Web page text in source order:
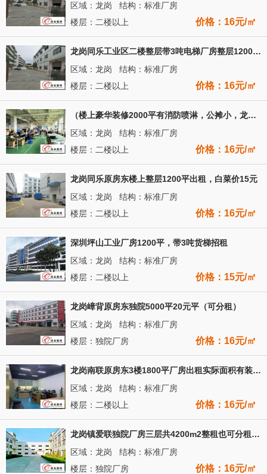
区域：龙岗 结构：标准厂房
楼层：二楼以上
价格：16元/㎡
龙岗同乐工业区二楼整层带3吨电梯厂房整层1200平招租
区域：龙岗 结构：标准厂房
楼层：二楼以上
价格：16元/㎡
（楼上豪华装修2000平有消防喷淋，公摊小，龙岗中心城）志达
区域：龙岗 结构：标准厂房
楼层：二楼以上
价格：16元/㎡
龙岗同乐原房东楼上整层1200平出租，白菜价15元
区域：龙岗 结构：标准厂房
楼层：二楼以上
价格：16元/㎡
深圳坪山工业厂房1200平，带3吨货梯招租
区域：龙岗 结构：标准厂房
楼层：二楼以上
价格：15元/㎡
龙岗嶂背原房东独院5000平20元平（可分租）
区域：龙岗 结构：标准厂房
楼层：独院厂房
价格：16元/㎡
龙岗南联原房东3楼1800平厂房出租实际面积有装修办公室
区域：龙岗 结构：标准厂房
楼层：二楼以上
价格：16元/㎡
龙岗镇爱联独院厂房三层共4200m2整租也可分租空地面积大
区域：龙岗 结构：标准厂房
楼层：独院厂房
价格：16元/㎡